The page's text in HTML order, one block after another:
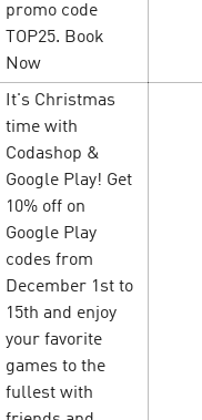
офферам!С 1 по 30
Расширяйте
с согревающими
другими пр…
promo code
TOP25. Book
Now
It's Christmas
time with
Codashop &
Google Play! Get
10% off on
Google Play
codes from
December 1st to
15th and enjoy
your favorite
games to the
fullest with